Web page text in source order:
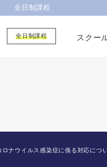
全日制課程
全日制課程 スクー
ロナウイルス感染症に係る対応につ